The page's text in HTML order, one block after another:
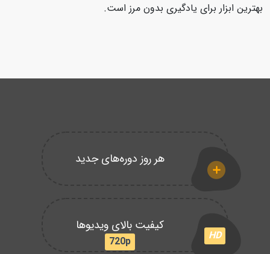
بهترین ابزار برای یادگیری بدون مرز است.
هر روز دوره‌های جدید
HD
کیفیت بالای ویدیوها
720p